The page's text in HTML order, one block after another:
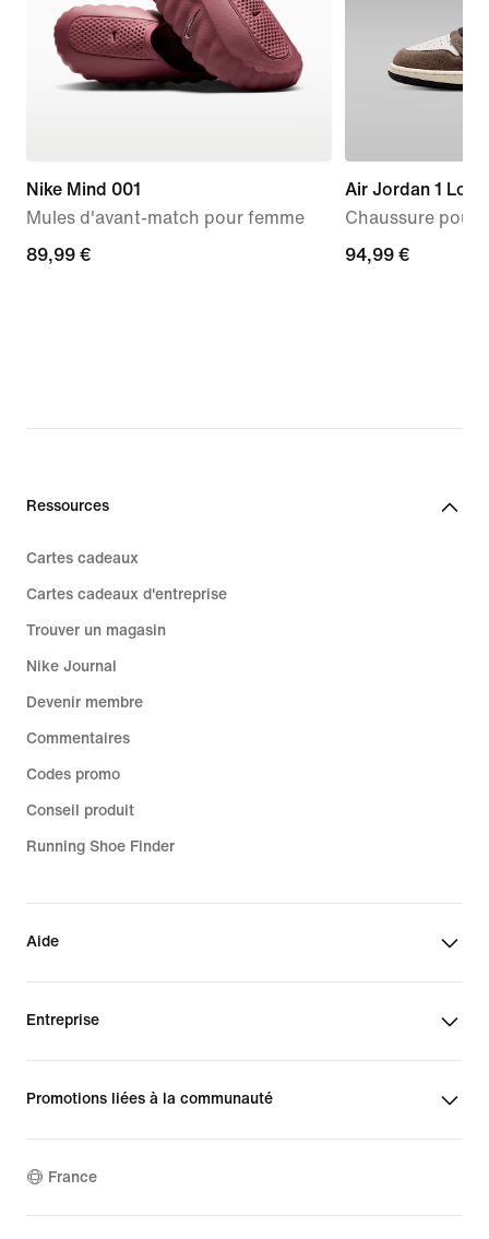
Nike Mind 001
Mules d'avant-match pour femme
89,99 €
89,99 €
Air Jordan 1 Low
Chaussure pour
94,99 €
94,99 €
Ressources
Cartes cadeaux
Cartes cadeaux d'entreprise
Trouver un magasin
Nike Journal
Devenir membre
Commentaires
Codes promo
Conseil produit
Running Shoe Finder
Aide
Entreprise
Promotions liées à la communauté
France